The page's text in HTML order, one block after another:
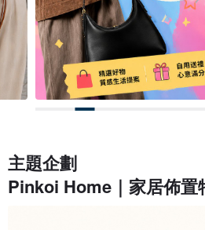
Lifestyle
打造舒適涼
查看靈感櫥窗
主題企劃
Pinkoi Home｜家居佈置